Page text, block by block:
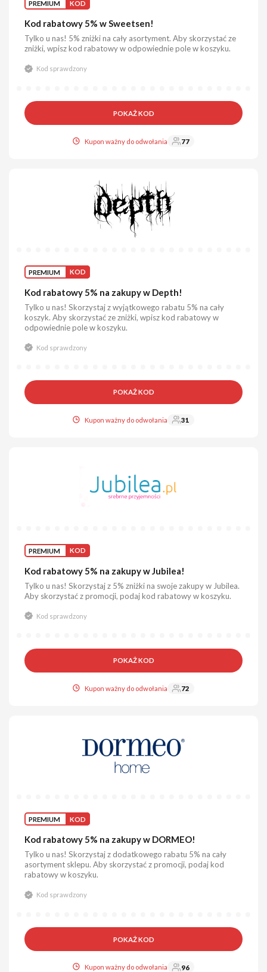
PREMIUM KOD
Kod rabatowy 5% w Sweetsen!
Tylko u nas! 5% zniżki na cały asortyment. Aby skorzystać ze
zniżki, wpisz kod rabatowy w odpowiednie pole w koszyku.
Kod sprawdzony
POKAŻ KOD
Kupon ważny do odwołania 77
PREMIUM KOD
Kod rabatowy 5% na zakupy w Depth!
Tylko u nas! Skorzystaj z wyjątkowego rabatu 5% na cały
koszyk. Aby skorzystać ze zniżki, wpisz kod rabatowy w
odpowiednie pole w koszyku.
Kod sprawdzony
POKAŻ KOD
Kupon ważny do odwołania 31
PREMIUM KOD
Kod rabatowy 5% na zakupy w Jubilea!
Tylko u nas! Skorzystaj z 5% zniżki na swoje zakupy w Jubilea.
Aby skorzystać z promocji, podaj kod rabatowy w koszyku.
Kod sprawdzony
POKAŻ KOD
Kupon ważny do odwołania 72
PREMIUM KOD
Kod rabatowy 5% na zakupy w DORMEO!
Tylko u nas! Skorzystaj z dodatkowego rabatu 5% na cały
asortyment sklepu. Aby skorzystać z promocji, podaj kod
rabatowy w koszyku.
Kod sprawdzony
POKAŻ KOD
Kupon ważny do odwołania 96